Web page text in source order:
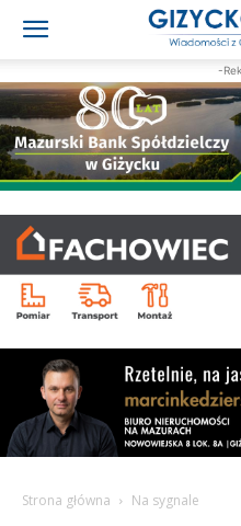
-
Strona główna Na sygnale